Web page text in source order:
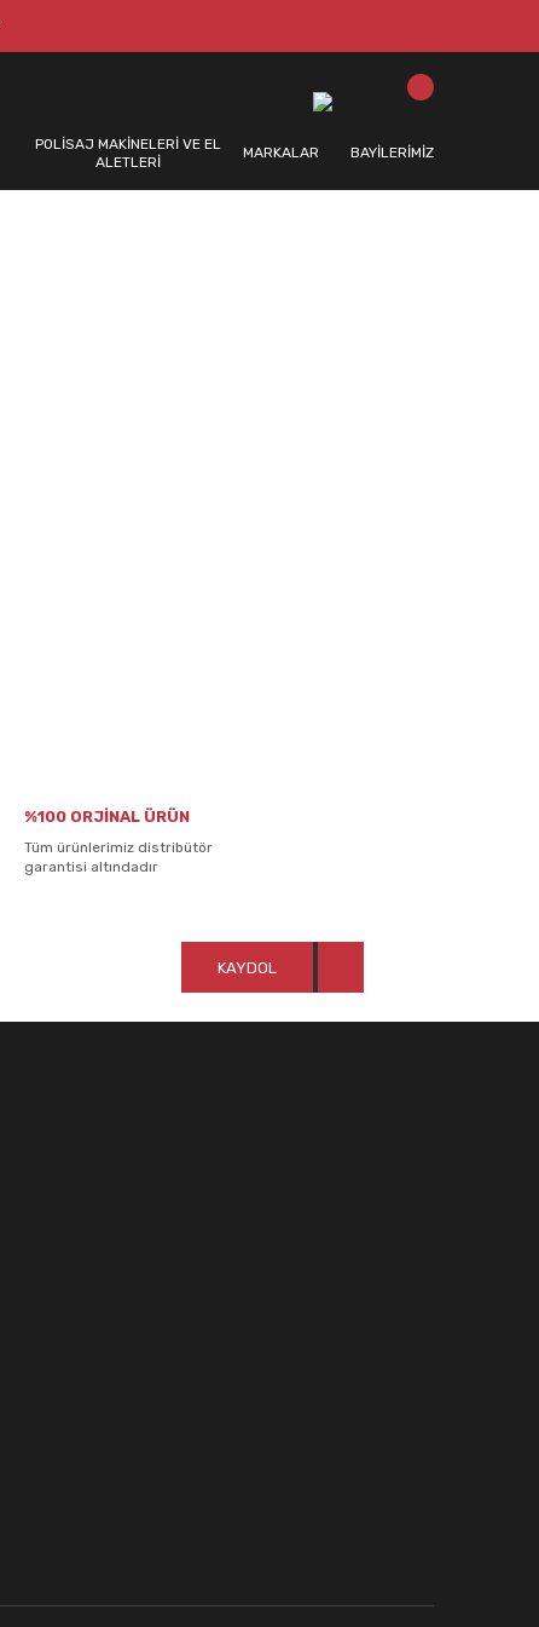
POLİSAJ MAKİNELERİ VE EL
ALETLERİ
MARKALAR BAYİLERİMİZ
%100 ORJİNAL ÜRÜN
Tüm ürünlerimiz distribütör
garantisi altındadır
KAYDOL